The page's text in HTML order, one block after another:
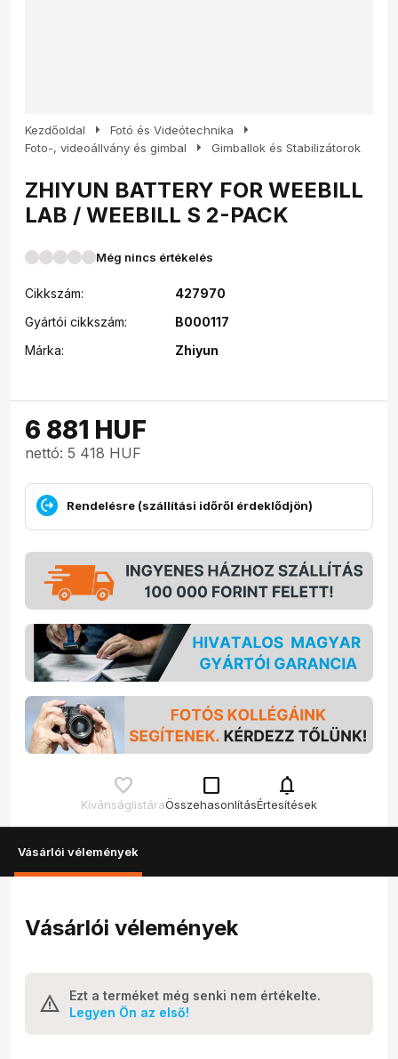
Kezdőoldal arrow_right Fotó és Videótechnika arrow_right
Foto-, videoállvány és gimbal arrow_right Gimballok és Stabilizátorok
ZHIYUN BATTERY FOR WEEBILL
LAB / WEEBILL S 2-PACK
Még nincs értékelés
Cikkszám:
427970
Gyártói cikkszám:
B000117
Márka:
Zhiyun
6 881 HUF
nettó: 5 418 HUF
Rendelésre (szállítási időről érdeklődjön)
Kívánságlistára
check_box_outline_blank
Összehasonlítás
notifications
Értesítések
Vásárlói vélemények
Vásárlói vélemények
Ezt a terméket még senki nem értékelte.
Legyen Ön az első!